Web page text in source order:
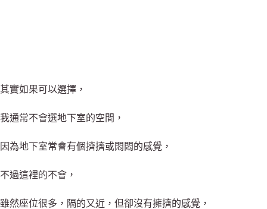
其實如果可以選擇，
我通常不會選地下室的空間，
因為地下室常會有個擠擠或悶悶的感覺，
不過這裡的不會，
雖然座位很多，隔的又近，但卻沒有擁擠的感覺，